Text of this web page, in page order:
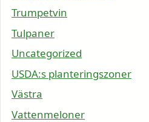
Trumpetvin
Tulpaner
Uncategorized
USDA:s planteringszoner
Västra
Vattenmeloner